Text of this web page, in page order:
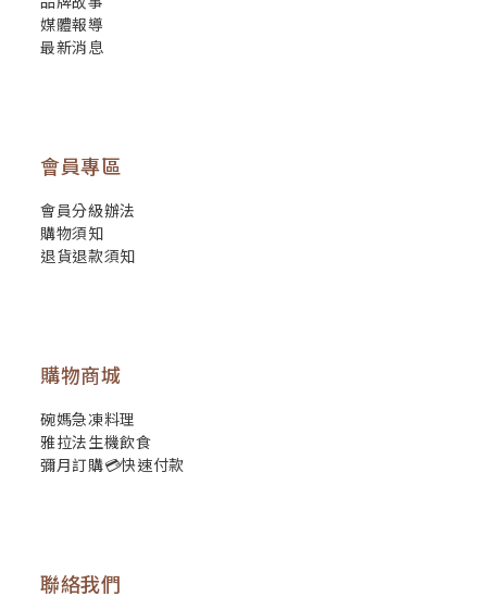
媒體報導
最新消息
會員專區
會員分級辦法
購物須知
退貨退款須知
購物商城
碗媽急凍料理
雅拉法生機飲食
彌月訂購💳快速付款
聯絡我們